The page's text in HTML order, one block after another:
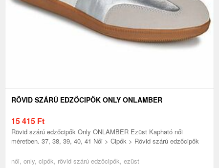
RÖVID SZÁRÚ EDZŐCIPŐK ONLY ONLAMBER
15 415 Ft
Rövid szárú edzőcipők Only ONLAMBER Ezüst Kapható női
méretben. 37, 38, 39, 40, 41 Női > Cipők > Rövid szárú edzőcipők
női, only, cipők, rövid szárú edzőcipők, ezüst